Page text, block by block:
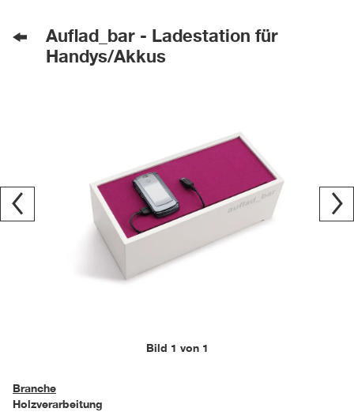
Auflad_bar - Ladestation für
Handys/Akkus
Bild 1 von 1
Branche
Holzverarbeitung